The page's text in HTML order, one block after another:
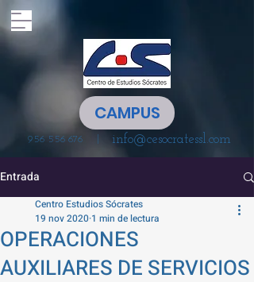
956 556 676 info@cesocratessl.com
CAMPUS
Entrada
OPERACIONES
AUXILIARES DE SERVICIOS
Centro Estudios Sócrates
19 nov 2020 1 min de lectura